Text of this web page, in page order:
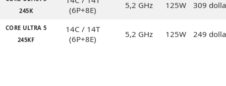
245K
(6P+8E)
5,2 GHz 125W 309
CORE ULTRA 5
245KF
14C / 14T
(6P+8E)
5,2 GHz 125W 249